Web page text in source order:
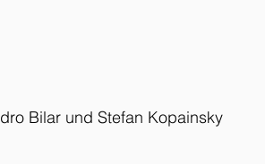
Bilar und Stefan Kopainsky